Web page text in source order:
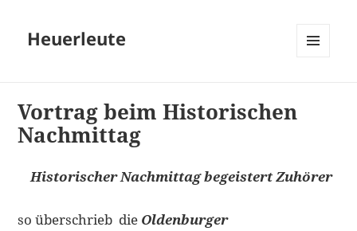
Heuerleute
Vortrag beim Historischen
Nachmittag
Historischer Nachmittag begeistert Zuhörer
so überschrieb die Oldenburger